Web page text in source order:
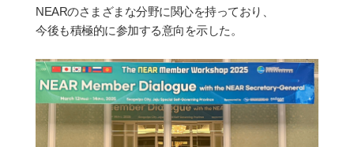
NEARのさまざまな分野に関心を持っており、
今後も積極的に参加する意向を示した。